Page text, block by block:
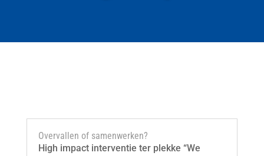
Overvallen of samenwerken?
High impact interventie ter plekke “We